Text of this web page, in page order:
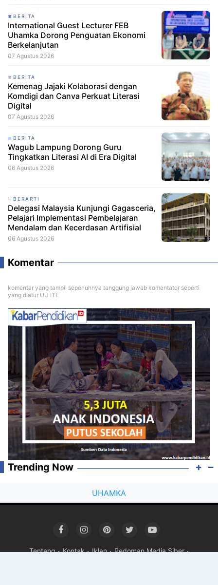
BERITA
International Guest Lecturer FEB
Uhamka Dorong Penguatan Ekonomi
Berkelanjutan
07 Agustus 2026
BERITA
Kemenag Jajaki Kolaborasi dengan
Komdigi dan Canva Perkuat Literasi
Digital
07 Agustus 2026
BERITA
Wagub Lampung Dorong Guru
Tingkatkan Literasi AI di Era Digital
06 Agustus 2026
BERARTI
Delegasi Malaysia Kunjungi Gagasceria,
Pelajari Implementasi Pembelajaran
Mendalam dan Kecerdasan Artifisial
06 Agustus 2026
Komentar
komentar yang tampil sepenuhnya tanggung jawab komentator seperti
yang diatur UU ITE
Trending Now
UHAMKA
Tentang Kontak Iklan Pedoman Media Siber